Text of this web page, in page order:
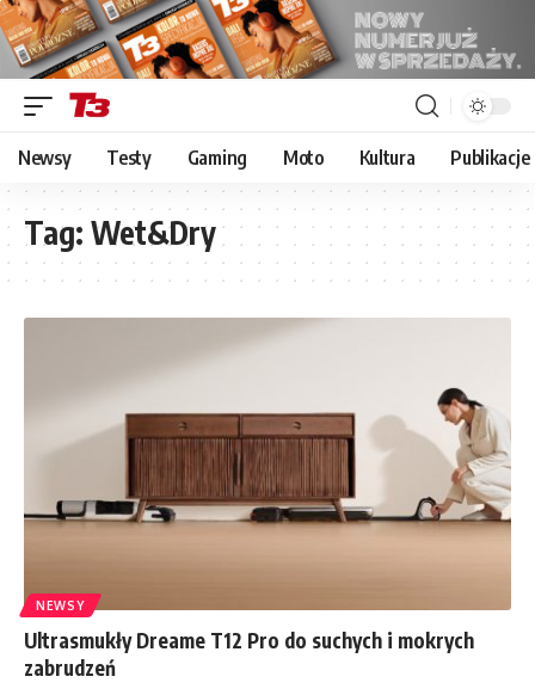
Newsy Testy Gaming Moto Kultura Publikacje
Tag: Wet&Dry
NEWSY
Ultrasmukły Dreame T12 Pro do suchych i mokrych
zabrudzeń